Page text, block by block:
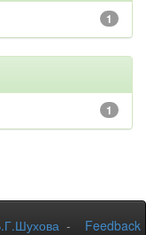
1
1
- Feedback